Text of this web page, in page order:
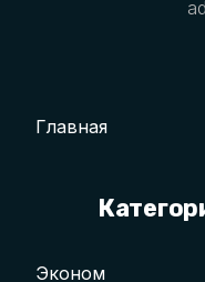
Главная
Эконом